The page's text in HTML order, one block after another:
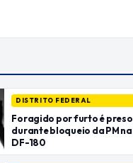
DISTRITO FEDERAL
Foragido por furto é preso
durante bloqueio da PM na
DF-180